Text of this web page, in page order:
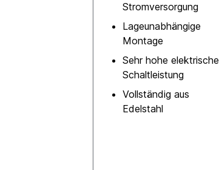
Stromversorgung
Lageunabhängige
Montage
Sehr hohe elektrische
Schaltleistung
Vollständig aus
Edelstahl